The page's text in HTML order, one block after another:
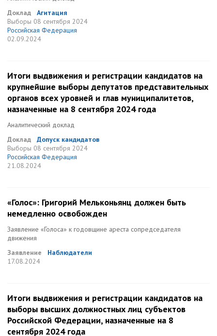
Доклад
Агитация
Выборы 08 сентября 2024
Российская Федерация
02.09.2024
Итоги выдвижения и регистрации кандидатов на
крупнейшие выборы депутатов представительных
органов всех уровней и глав муниципалитетов,
назначенные на 8 сентября 2024 года
Аналитический доклад
Доклад
Допуск кандидатов
Выборы 08 сентября 2024
Российская Федерация
21.08.2024
«Голос»: Григорий Мельконьянц должен быть
немедленно освобожден
Заявление «Голоса» к годовщине ареста сопредседателя
движения
Заявление
Наблюдатели
17.08.2024
Итоги выдвижения и регистрации кандидатов на
выборы высших должностных лиц субъектов
Российской Федерации, назначенные на 8
сентября 2024 года